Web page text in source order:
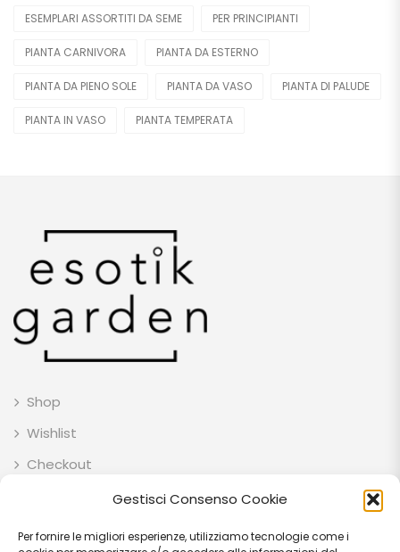
Gestisci Consenso Cookie
Per fornire le migliori esperienze, utilizziamo tecnologie come i
ESEMPLARI ASSORTITI DA SEME PER PRINCIPIANTI
PIANTA CARNIVORA PIANTA DA ESTERNO
PIANTA DA PIENO SOLE PIANTA DA VASO PIANTA DI PALUDE
PIANTA IN VASO PIANTA TEMPERATA
Shop
Wishlist
Checkout
ESOTIK GARDEN SOCIETA' AGRICOLA SEMPLICE P.IVA: IT03707710541 C.F: